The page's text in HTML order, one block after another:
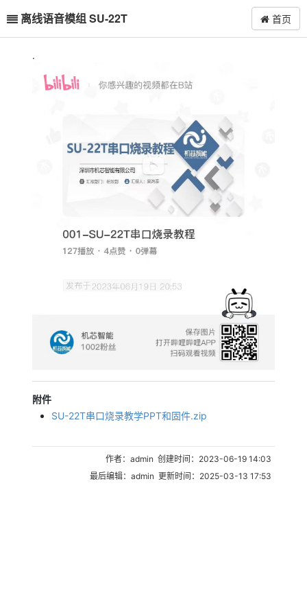
离线语音模组 SU-22T 首页
.
附件
SU-22T串口烧录教学PPT和固件.zip
作者：admin 创建时间：2023-06-19 14:03
最后编辑：admin 更新时间：2025-03-13 17:53